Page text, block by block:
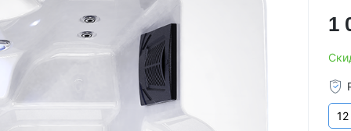
Для семьи
Для вечеринок
Профессиональные
Спортивные
Бассейны для глэмпингов
1